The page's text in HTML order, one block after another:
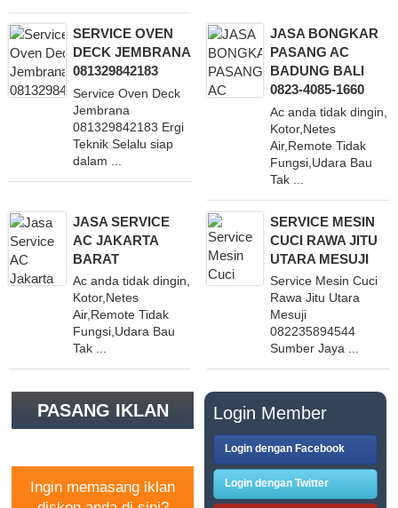
SERVICE OVEN
DECK JEMBRANA
081329842183
Service Oven Deck
Jembrana
081329842183 Ergi
Teknik Selalu siap
dalam ...
JASA BONGKAR
PASANG AC
BADUNG BALI
0823-4085-1660
Ac anda tidak dingin,
Kotor,Netes
Air,Remote Tidak
Fungsi,Udara Bau
Tak ...
JASA SERVICE
AC JAKARTA
BARAT
Ac anda tidak dingin,
Kotor,Netes
Air,Remote Tidak
Fungsi,Udara Bau
Tak ...
SERVICE MESIN
CUCI RAWA JITU
UTARA MESUJI
Service Mesin Cuci
Rawa Jitu Utara
Mesuji
082235894544
Sumber Jaya ...
PASANG IKLAN
Ingin memasang iklan
Login Member
Login dengan Facebook
Login dengan Twitter